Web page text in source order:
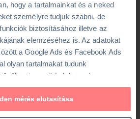
hogy a tartalmainkat és a neked
személyre tudjuk szabni, de
biztosításához illetve az
elemzéséhez is. Az adatokat
a Google Ads és Facebook Ads
olyan tartalmakat tudunk
is, amit érdekesnek vagy
arra kérünk, hogy engedd meg
mérés elutasítása
közepes.
jelent. A túravezetőink
a kajakozással
tudnivalókat, mely könnyen
való részvétel alapvető
tudás.
időjárásnak megfelelő
napszemüveg, UV póló.
vékony sportcipő vagy